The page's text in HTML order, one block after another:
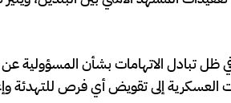
ظل تبادل الاتهامات بشأن المسؤولية
العسكرية إلى تقويض أي فرص للتهدئة